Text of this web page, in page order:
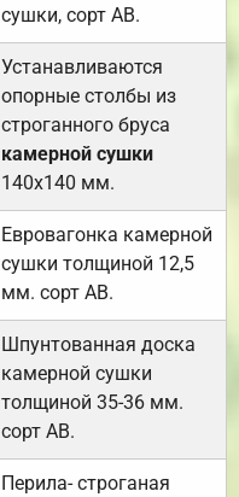
сушки, сорт АВ.
Устанавливаются
опорные столбы из
строганного бруса
камерной сушки
140х140 мм.
Евровагонка камерной
сушки толщиной 12,5
мм. сорт АВ.
Шпунтованная доска
камерной сушки
толщиной 35-36 мм.
сорт АВ.
Перила- строганая